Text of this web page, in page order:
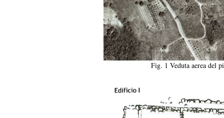
Fig. 1 Veduta aerea del